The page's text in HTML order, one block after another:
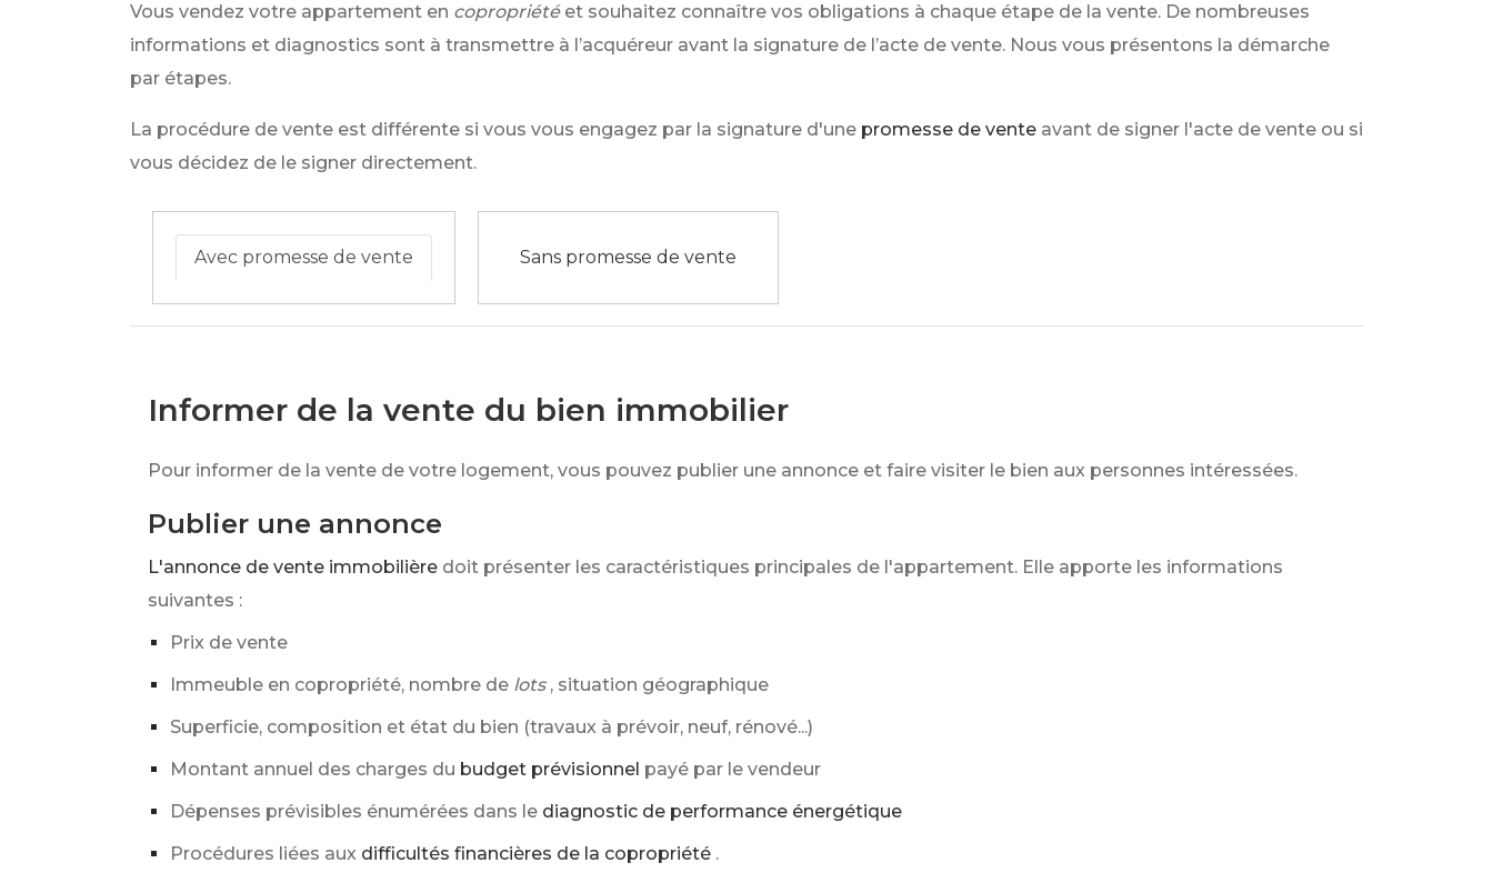
Vous vendez votre appartement en copropriété et souhaitez connaître vos obligations à chaque étape de la vente. De nombreuses
informations et diagnostics sont à transmettre à l’acquéreur avant la signature de l’acte de vente. Nous vous présentons la démarche
par étapes.
La procédure de vente est différente si vous vous engagez par la signature d'une promesse de vente avant de signer l'acte de vente ou si
vous décidez de le signer directement.
Avec promesse de vente Sans promesse de vente
Informer de la vente du bien immobilier
Pour informer de la vente de votre logement, vous pouvez publier une annonce et faire visiter le bien aux personnes intéressées.
Publier une annonce
L'annonce de vente immobilière doit présenter les caractéristiques principales de l'appartement. Elle apporte les informations
suivantes :
Prix de vente
Immeuble en copropriété, nombre de lots , situation géographique
Superficie, composition et état du bien (travaux à prévoir, neuf, rénové...)
Montant annuel des charges du budget prévisionnel payé par le vendeur
Dépenses prévisibles énumérées dans le diagnostic de performance énergétique
Procédures liées aux difficultés financières de la copropriété .